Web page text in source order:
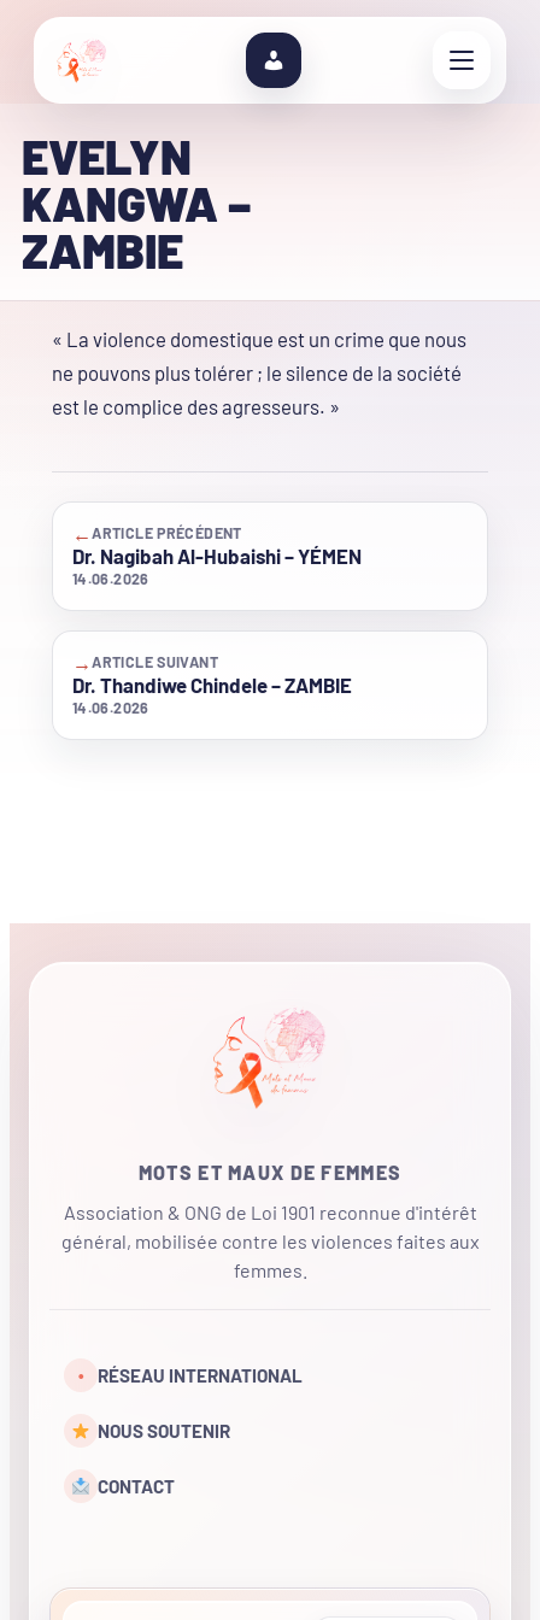
EVELYN
KANGWA –
ZAMBIE
« La violence domestique est un crime que nous
ne pouvons plus tolérer ; le silence de la société
est le complice des agresseurs. »
←ARTICLE PRÉCÉDENT
Dr. Nagibah Al-Hubaishi – YÉMEN
14.06.2026
→ARTICLE SUIVANT
Dr. Thandiwe Chindele – ZAMBIE
14.06.2026
MOTS ET MAUX DE FEMMES
Association & ONG de Loi 1901 reconnue d'intérêt
général, mobilisée contre les violences faites aux
femmes.
• RÉSEAU INTERNATIONAL
NOUS SOUTENIR
CONTACT